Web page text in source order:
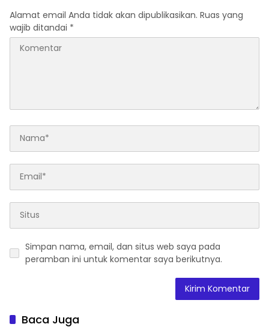
Alamat email Anda tidak akan dipublikasikan. Ruas yang
wajib ditandai *
Simpan nama, email, dan situs web saya pada
peramban ini untuk komentar saya berikutnya.
Baca Juga